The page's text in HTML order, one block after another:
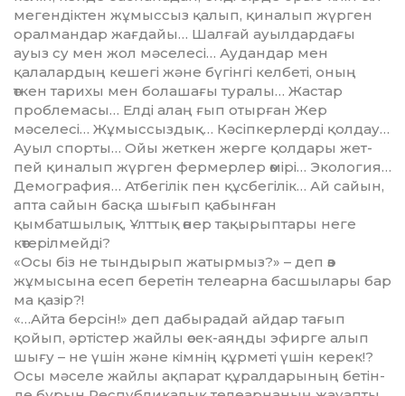
ме­гендіктен жұмыссыз қалып, қи­налып жүрген
оралмандар жағ­дайы… Шалғай ауылдардағы
ауыз су мен жол мәселесі… Аудандар мен
қалалардың кешегі және бүгінгі кел­беті, оның
өткен тарихы мен бо­лашағы туралы… Жастар
пробле­масы… Елді алаң ғып отырған Жер
мәселесі… Жұмыссыздық… Кәсіп­керлерді қолдау…
Ауыл спорты… Ойы жеткен жерге қолдары жет­
пей қиналып жүрген фермерлер өмірі… Экология…
Демография… Атбе­гілік пен құсбегілік… Ай сайын,
апта сайын басқа шығып қабынған
қымбатшылық, Ұлттық өнер тақырыптары неге
көтеріл­мейді?
«Осы біз не тындырып жатырмыз?» – деп өз
жұмысына есеп бе­ре­тін телеарна басшылары бар
ма қазір?!
«…Айта берсін!» деп дабырадай айдар тағып
қойып, әртістер жайлы өсек-аяңды эфирге алып
шығу – не үшін және кімнің құр­меті үшін керек!?
Осы мәселе жай­лы ақпарат құралдарының бе­тін­